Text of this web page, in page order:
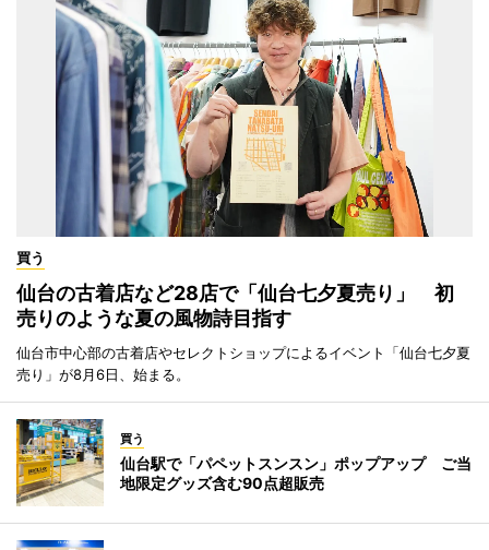
買う
仙台の古着店など28店で「仙台七夕夏売り」 初
売りのような夏の風物詩目指す
仙台市中心部の古着店やセレクトショップによるイベント「仙台七夕夏
売り」が8月6日、始まる。
買う
仙台駅で「パペットスンスン」ポップアップ ご当
地限定グッズ含む90点超販売